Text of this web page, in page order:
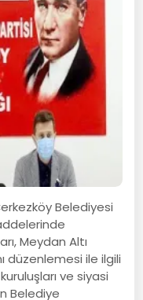
Belediyesi
Meydan Altı
düzenlemesi ile ilgili
ve siyasi
Belediye